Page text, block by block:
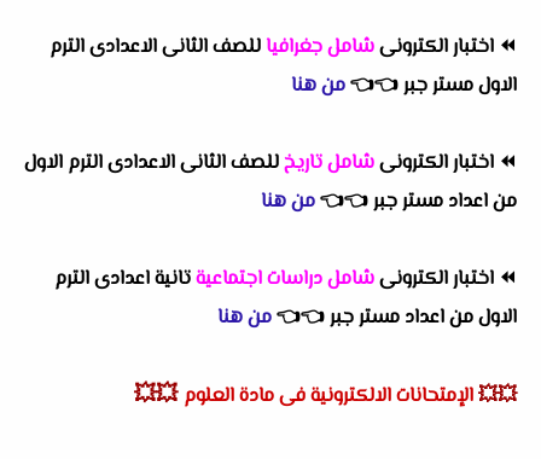
⏪ اختبار الكترونىشامل جغرافياللصف الثانى الاعدادى الترم
الاول مستر جبر👈
👈من هنا
⏪ اختبار الكترونىشامل تاريخللصف الثانى الاعدادى الترم الاول
من اعداد مستر جبر👈
👈من هنا
⏪ اختبار الكترونىشامل دراسات اجتماعيةتانية اعدادى الترم
الاول من اعداد مستر جبر👈
👈من هنا
💥💥الإمتحانات الالكترونية فى مادة العلوم 💥💥